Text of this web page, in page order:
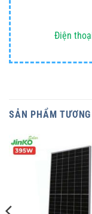
Điện
SẢN PHẨM